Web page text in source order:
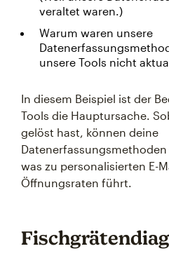
veraltet waren.)
Warum waren unsere
unsere Tools nicht
In diesem Beispiel ist der
Tools die Hauptursache.
gelöst hast, können deine
was zu personalisierten E-
Öffnungsraten führt.